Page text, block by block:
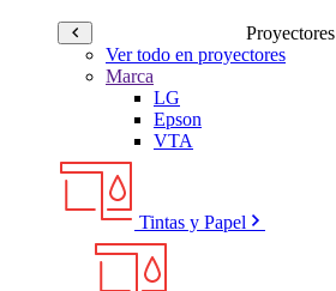
Proyectores
Ver todo en proyectores
Marca
LG
Epson
VTA
Tintas y Papel